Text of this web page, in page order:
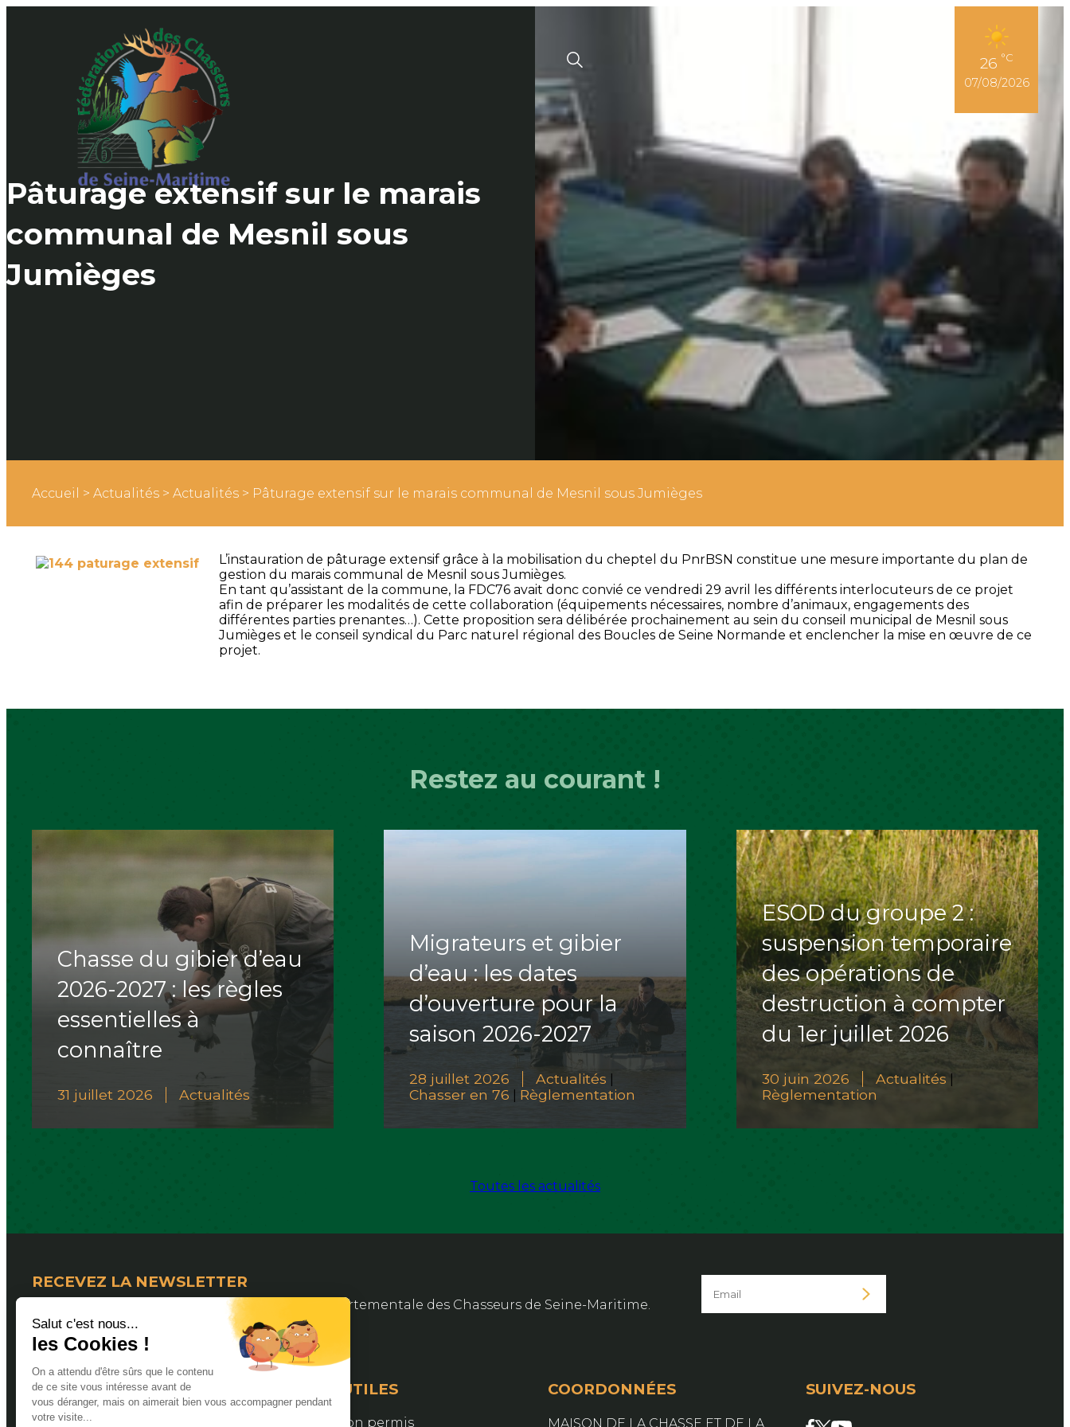
07/08/2026
26 °C
Pâturage extensif sur le marais
communal de Mesnil sous
Jumièges
Accueil > Actualités > Actualités > Pâturage extensif sur le marais communal de Mesnil sous Jumièges
L’instauration de pâturage extensif grâce à la mobilisation du cheptel du PnrBSN constitue une mesure importante du plan de
gestion du marais communal de Mesnil sous Jumièges.
En tant qu’assistant de la commune, la FDC76 avait donc convié ce vendredi 29 avril les différents interlocuteurs de ce projet
afin de préparer les modalités de cette collaboration (équipements nécessaires, nombre d’animaux, engagements des
différentes parties prenantes…). Cette proposition sera délibérée prochainement au sein du conseil municipal de Mesnil sous
Jumièges et le conseil syndical du Parc naturel régional des Boucles de Seine Normande et enclencher la mise en œuvre de ce
projet.
Restez au courant !
Chasse du gibier d’eau
2026-2027 : les règles
essentielles à
connaître
31 juillet 2026 Actualités
Migrateurs et gibier
d’eau : les dates
d’ouverture pour la
saison 2026-2027
28 juillet 2026 Actualités
Chasser en 76 Règlementation
ESOD du groupe 2 :
suspension temporaire
des opérations de
destruction à compter
du 1er juillet 2026
30 juin 2026 Actualités
Règlementation
Toutes les actualités
RECEVEZ LA NEWSLETTER
Pour suivre les actualités de la Fédération Départementale des Chasseurs de Seine-Maritime.
LIENS UTILES
Valider son permis
COORDONNÉES
MAISON DE LA CHASSE ET DE LA
SUIVEZ-NOUS